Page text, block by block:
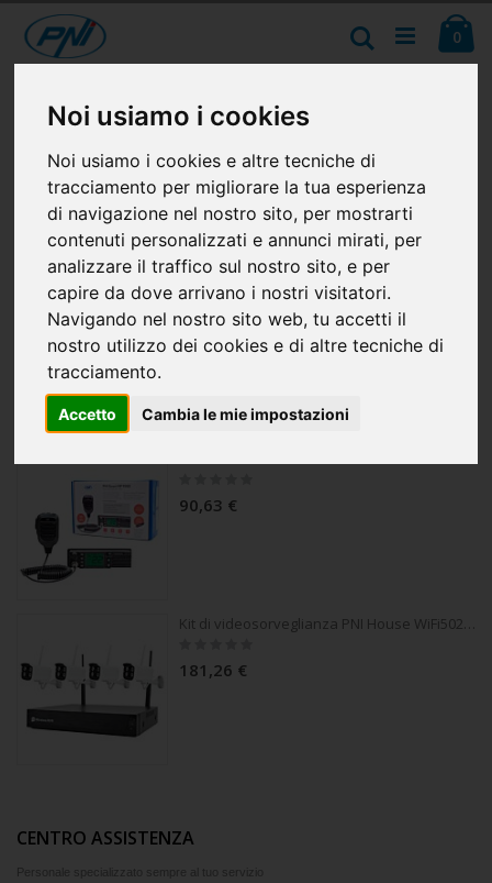
Noi usiamo i cookies
Noi usiamo i cookies e altre tecniche di
tracciamento per migliorare la tua esperienza
di navigazione nel nostro sito, per mostrarti
contenuti personalizzati e annunci mirati, per
analizzare il traffico sul nostro sito, e per
capire da dove arrivano i nostri visitatori.
Navigando nel nostro sito web, tu accetti il
nostro utilizzo dei cookies e di altre tecniche di
tracciamento.
Accetto Cambia le mie impostazioni
Salta
al
contenuto
0
Cerca
Nessun prodotto corrispondete alla selezione è stato
trovato.
CONSIGLIATI
Rating:
0%
181,26 €
90,63 €
181,26 €
CENTRO ASSISTENZA